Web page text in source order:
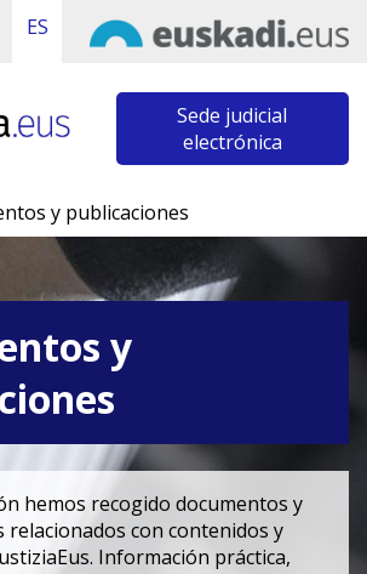
ES
Sede judicial
electrónica
y publicaciones
y
hemos recogido documentos y
relacionados con contenidos y
Información práctica,